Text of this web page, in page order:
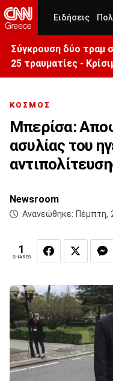
Ειδήσεις
Σύγκρουση δύο τραμ
25 τραυματίες -
ΚΟΣΜΟΣ
Μπερίσα:
ασυλίας του
Newsroom
Ανανεώθηκε: Πέμπτη,
1
SHARES